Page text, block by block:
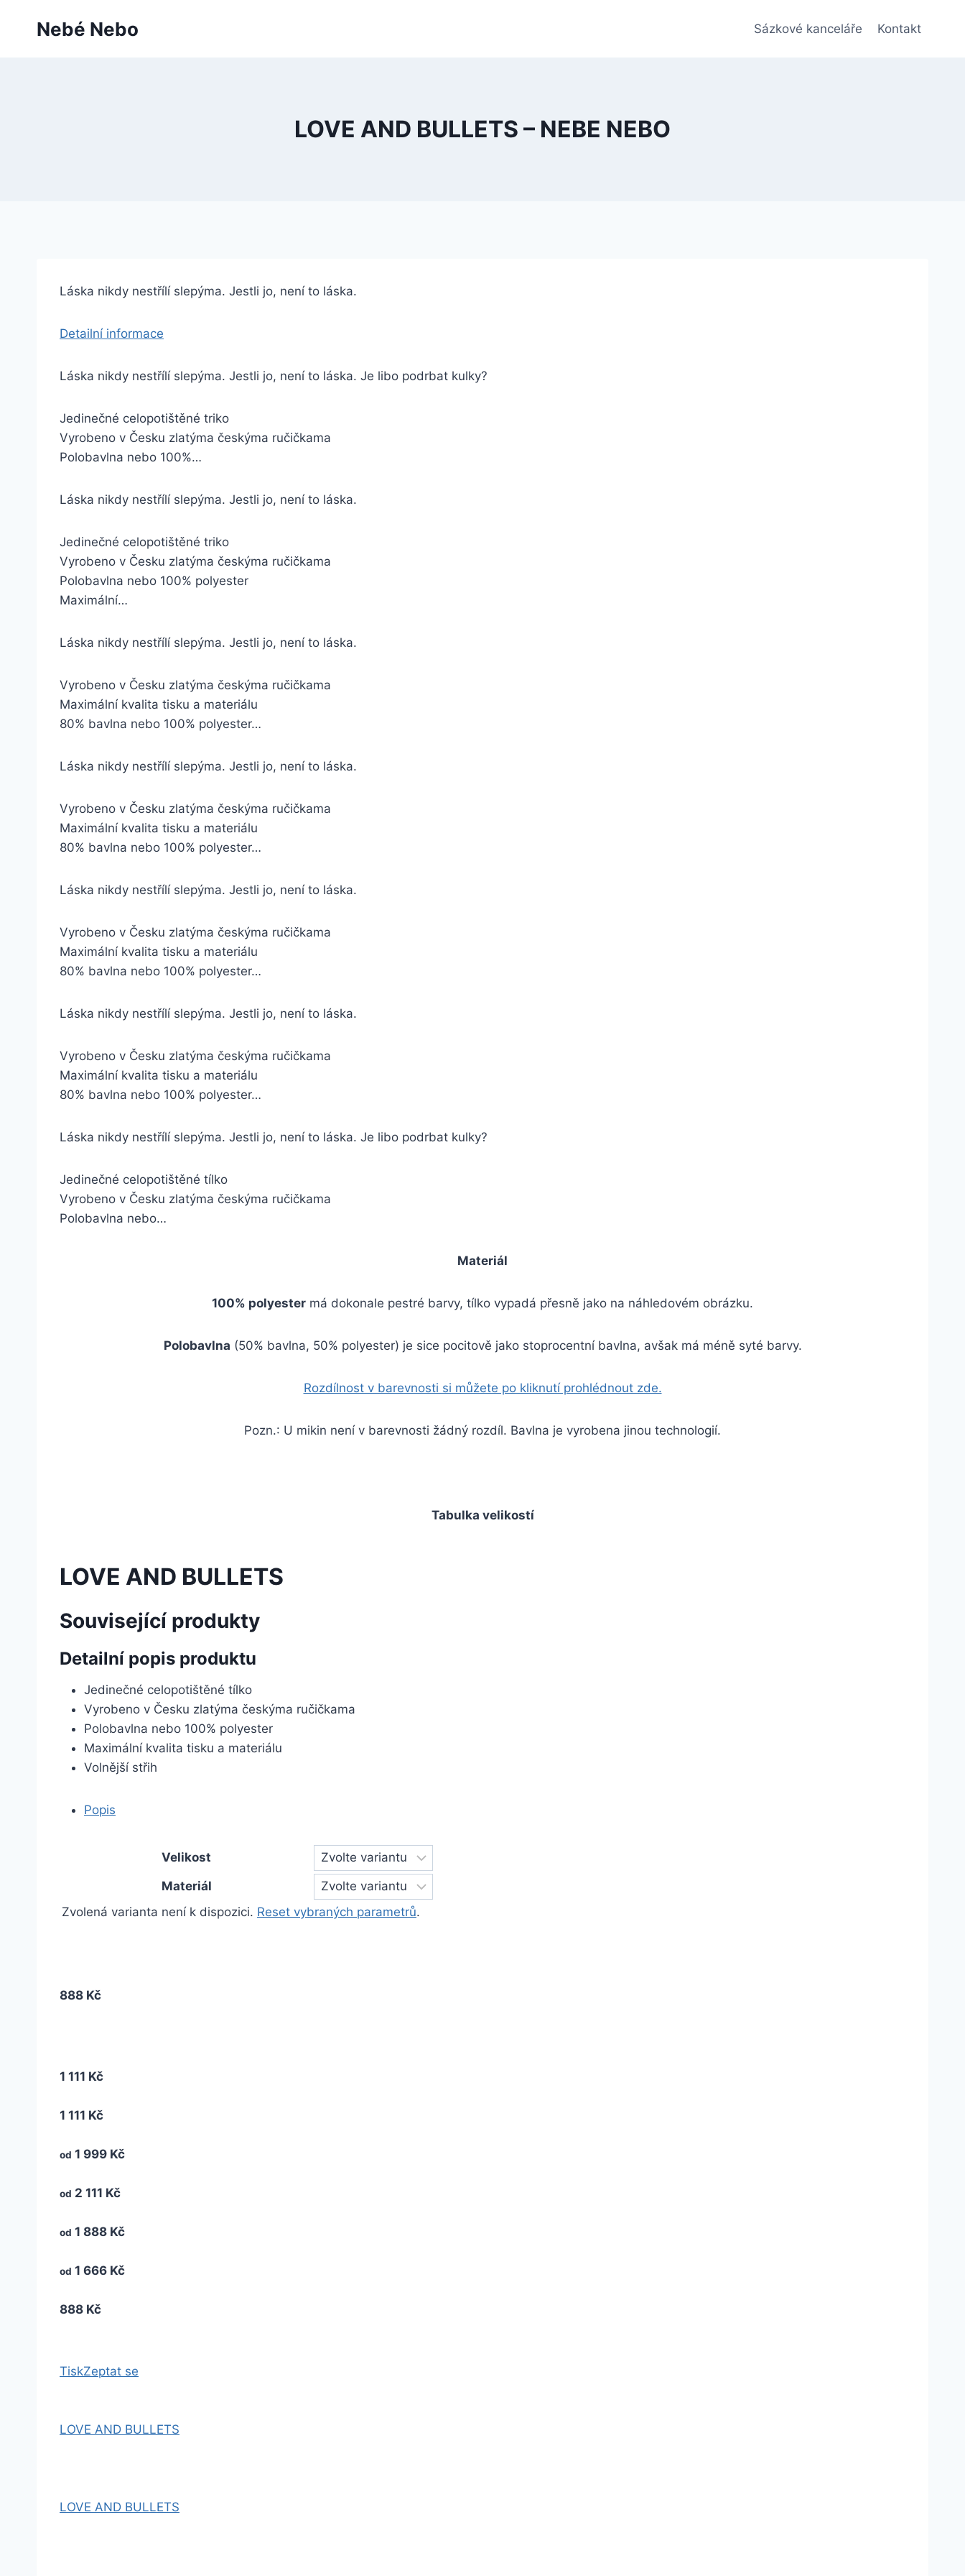
Nebé Nebo Sázkové kanceláře Kontakt
LOVE AND BULLETS – NEBE NEBO
Láska nikdy nestřílí slepýma. Jestli jo, není to láska.
Detailní informace
Láska nikdy nestřílí slepýma. Jestli jo, není to láska. Je libo podrbat kulky?
Jedinečné celopotištěné triko
Vyrobeno v Česku zlatýma českýma ručičkama
Polobavlna nebo 100%…
Láska nikdy nestřílí slepýma. Jestli jo, není to láska.
Jedinečné celopotištěné triko
Vyrobeno v Česku zlatýma českýma ručičkama
Polobavlna nebo 100% polyester
Maximální…
Láska nikdy nestřílí slepýma. Jestli jo, není to láska.
Vyrobeno v Česku zlatýma českýma ručičkama
Maximální kvalita tisku a materiálu
80% bavlna nebo 100% polyester…
Láska nikdy nestřílí slepýma. Jestli jo, není to láska.
Vyrobeno v Česku zlatýma českýma ručičkama
Maximální kvalita tisku a materiálu
80% bavlna nebo 100% polyester…
Láska nikdy nestřílí slepýma. Jestli jo, není to láska.
Vyrobeno v Česku zlatýma českýma ručičkama
Maximální kvalita tisku a materiálu
80% bavlna nebo 100% polyester…
Láska nikdy nestřílí slepýma. Jestli jo, není to láska.
Vyrobeno v Česku zlatýma českýma ručičkama
Maximální kvalita tisku a materiálu
80% bavlna nebo 100% polyester…
Láska nikdy nestřílí slepýma. Jestli jo, není to láska. Je libo podrbat kulky?
Jedinečné celopotištěné tílko
Vyrobeno v Česku zlatýma českýma ručičkama
Polobavlna nebo…
Materiál
100% polyester má dokonale pestré barvy, tílko vypadá přesně jako na náhledovém obrázku.
Polobavlna (50% bavlna, 50% polyester) je sice pocitově jako stoprocentní bavlna, avšak má méně syté barvy.
Rozdílnost v barevnosti si můžete po kliknutí prohlédnout zde.
Pozn.: U mikin není v barevnosti žádný rozdíl. Bavlna je vyrobena jinou technologií.
Tabulka velikostí
LOVE AND BULLETS
Související produkty
Detailní popis produktu
Jedinečné celopotištěné tílko
Vyrobeno v Česku zlatýma českýma ručičkama
Polobavlna nebo 100% polyester
Maximální kvalita tisku a materiálu
Volnější střih
Popis
Velikost
Materiál
Zvolená varianta není k dispozici. Reset vybraných parametrů.
888 Kč
1 111 Kč
1 111 Kč
od 1 999 Kč
od 2 111 Kč
od 1 888 Kč
od 1 666 Kč
888 Kč
TiskZeptat se
LOVE AND BULLETS
LOVE AND BULLETS